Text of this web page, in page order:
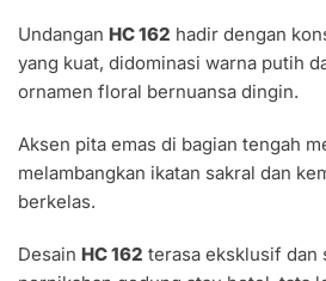
Undangan HC 162 hadir dengan
yang kuat, didominasi warna putih
ornamen floral bernuansa dingin.
Aksen pita emas di bagian tengah
melambangkan ikatan sakral dan
berkelas.
Desain HC 162 terasa eksklusif dan